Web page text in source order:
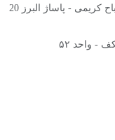
لاله زار شمالی - نبش مصباح کریمی - پاساژ البرز 20
- واحد ۵۲